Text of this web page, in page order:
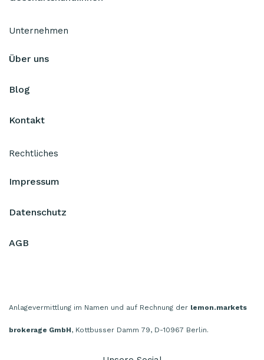
Unternehmen
Über uns
Blog
Kontakt
Rechtliches
Impressum
Datenschutz
AGB
Anlagevermittlung im Namen und auf Rechnung der lemon.markets
brokerage GmbH, Kottbusser Damm 79, D-10967 Berlin.